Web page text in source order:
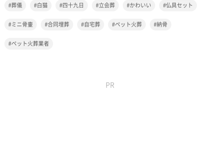
葬儀 白猫 四十九日 立会葬 かわいい 仏具セット
ミニ骨壷 合同埋葬 自宅葬 ペット火葬 納骨
ペット火葬業者
PR